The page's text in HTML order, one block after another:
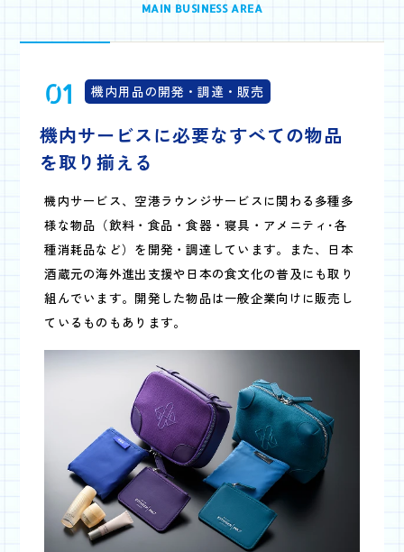
MAIN BUSINESS AREA
01 機内用品の開発・調達・販売
機内サービスに必要なすべての物品
を取り揃える
機内サービス、空港ラウンジサービスに関わる多種多
様な物品（飲料・食品・食器・寝具・アメニティ･各
種消耗品など）を開発・調達しています。また、日本
酒蔵元の海外進出支援や日本の食文化の普及にも取り
組んでいます。開発した物品は一般企業向けに販売し
ているものもあります。